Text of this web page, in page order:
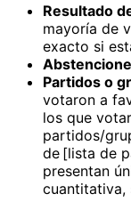
Resultado
mayoría de
exacto si
Partidos o
votaron a
los que
partidos/
de [lista de
presentan
cuantitativa,